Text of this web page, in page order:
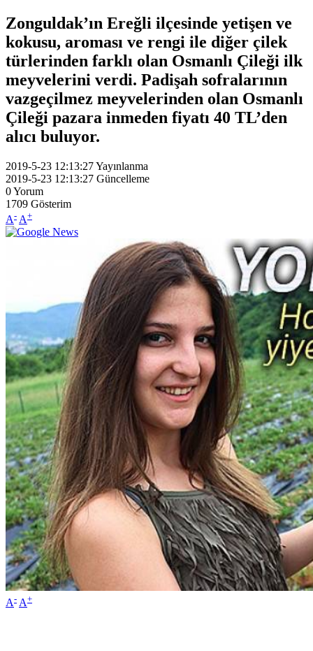
Zonguldak’ın Ereğli ilçesinde yetişen ve
kokusu, aroması ve rengi ile diğer çilek
türlerinden farklı olan Osmanlı Çileği ilk
meyvelerini verdi. Padişah sofralarının
vazgeçilmez meyvelerinden olan Osmanlı
Çileği pazara inmeden fiyatı 40 TL’den
alıcı buluyor.
2019-5-23 12:13:27Yayınlanma
2019-5-23 12:13:27 Güncelleme
0Yorum
1709 Gösterim
A- A+
A- A+